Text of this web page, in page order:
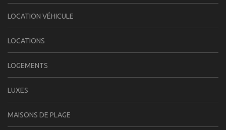
LOCATION VÉHICULE
LOCATIONS
LOGEMENTS
LUXES
MAISONS DE PLAGE